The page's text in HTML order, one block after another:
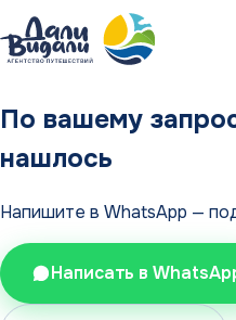
контенту
По вашему
нашлось
Напишите в WhatsApp —
Написать в